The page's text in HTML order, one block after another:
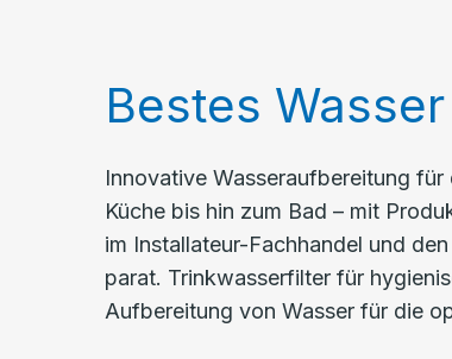
Bestes
Innovative Wasseraufbereitung
Küche bis hin zum Bad – mit
im Installateur-Fachhandel und
parat. Trinkwasserfilter für
Aufbereitung von Wasser für die